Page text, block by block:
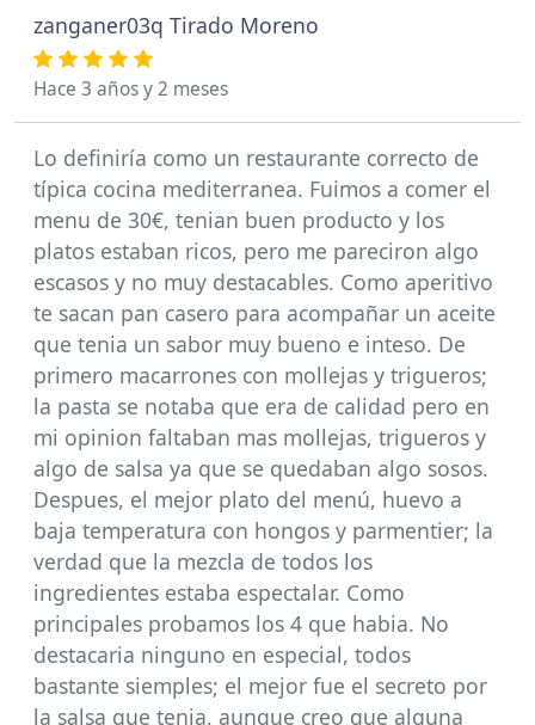
zanganer03q Tirado Moreno
Hace 3 años y 2 meses
Lo definiría como un restaurante correcto de
típica cocina mediterranea. Fuimos a comer el
menu de 30€, tenian buen producto y los
platos estaban ricos, pero me pareciron algo
escasos y no muy destacables. Como aperitivo
te sacan pan casero para acompañar un aceite
que tenia un sabor muy bueno e inteso. De
primero macarrones con mollejas y trigueros;
la pasta se notaba que era de calidad pero en
mi opinion faltaban mas mollejas, trigueros y
algo de salsa ya que se quedaban algo sosos.
Despues, el mejor plato del menú, huevo a
baja temperatura con hongos y parmentier; la
verdad que la mezcla de todos los
ingredientes estaba espectalar. Como
principales probamos los 4 que habia. No
destacaria ninguno en especial, todos
bastante siemples; el mejor fue el secreto por
la salsa que tenia, aunque creo que alguna